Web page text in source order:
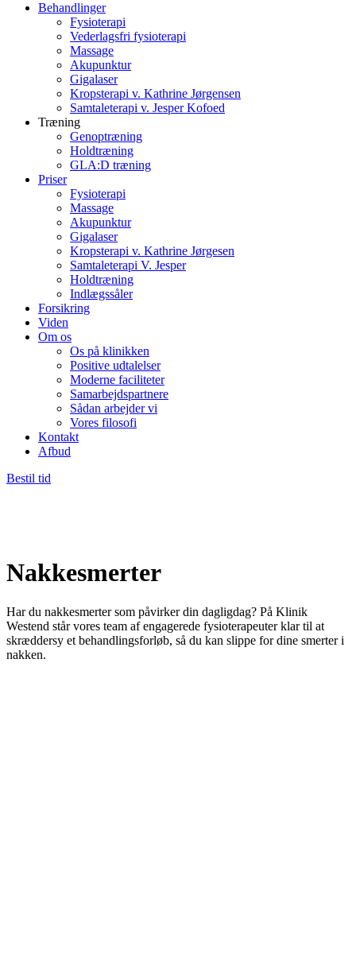
Behandlinger
Fysioterapi
Vederlagsfri fysioterapi
Massage
Akupunktur
Gigalaser
Kropsterapi v. Kathrine Jørgensen
Samtaleterapi v. Jesper Kofoed
Træning
Genoptræning
Holdtræning
GLA:D træning
Priser
Fysioterapi
Massage
Akupunktur
Gigalaser
Kropsterapi v. Kathrine Jørgesen
Samtaleterapi V. Jesper
Holdtræning
Indlægssåler
Forsikring
Viden
Om os
Os på klinikken
Positive udtalelser
Moderne faciliteter
Samarbejdspartnere
Sådan arbejder vi
Vores filosofi
Kontakt
Afbud
Bestil tid
Nakkesmerter
Har du nakkesmerter som påvirker din dagligdag? På Klinik
Westend står vores team af engagerede fysioterapeuter klar til at
skræddersy et behandlingsforløb, så du kan slippe for dine smerter i
nakken.